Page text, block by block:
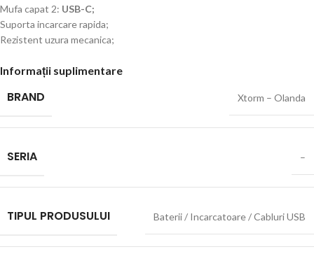
Mufa capat 2: USB-C;
Suporta incarcare rapida;
Rezistent uzura mecanica;
Informații suplimentare
BRAND Xtorm – Olanda
SERIA –
TIPUL PRODUSULUI Baterii / Incarcatoare / Cabluri USB